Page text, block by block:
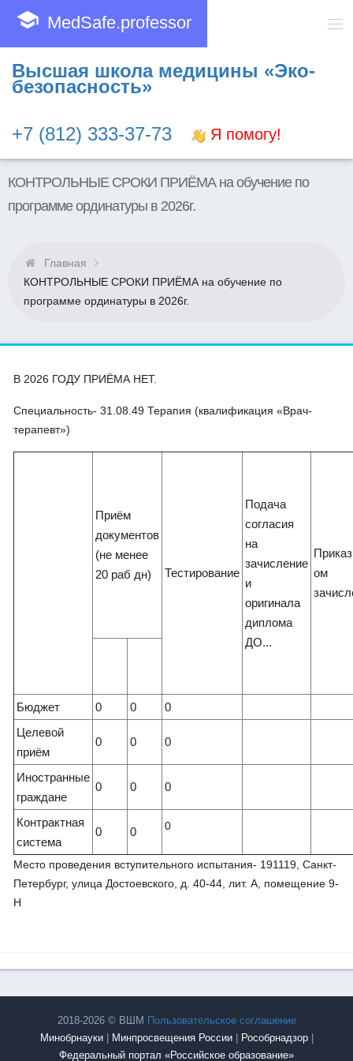
school MedSafe.professor
Высшая школа медицины «Эко-
безопасность»
+7 (812) 333-37-73 Я помогу!
КОНТРОЛЬНЫЕ СРОКИ ПРИЁМА на обучение по
программе ординатуры в 2026г.
Главная
КОНТРОЛЬНЫЕ СРОКИ ПРИЁМА на обучение по
программе ординатуры в 2026г.
В 2026 ГОДУ ПРИЁМА НЕТ.
Специальность- 31.08.49 Терапия (квалификация «Врач-
терапевт»)
Приём
документов
(не менее
20 раб дн)
Тестирование
Подача
согласия
на
зачисление
и
оригинала
диплома
ДО...
ом
Бюджет 0 0
0
Целевой
приём
0 0 0
Иностранные
граждане
0 0 0
Контрактная
система
0 0 0
Место проведения вступительного испытания- 191119, Санкт-
Петербург, улица Достоевского, д. 40-44, лит. А, помещение 9-
Н
2018-2026 © ВШМ Пользовательское соглашение
Минобрнауки| Минпросвещения России| Рособрнадзор|
Федеральный портал «Российское образование»